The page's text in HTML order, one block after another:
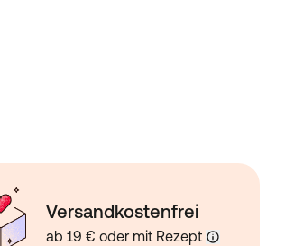
Versandkostenfrei
ab 19 € oder mit Rezept